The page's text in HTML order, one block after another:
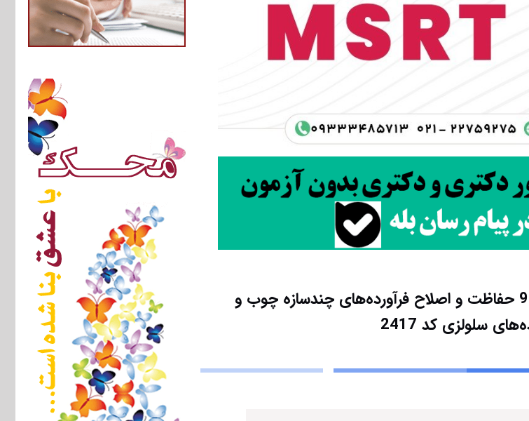
دانلود سوالات کنکور دکتری 99 حفاظت و اصلاح فرآورده‌های چندسازه چوب و
سلولزی کد 2417